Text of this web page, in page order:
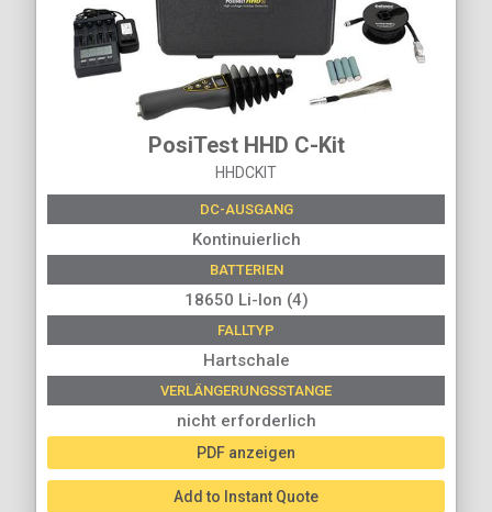
PosiTest HHD C-Kit
HHDCKIT
DC-AUSGANG
Kontinuierlich
BATTERIEN
18650 Li-Ion (4)
FALLTYP
Hartschale
VERLÄNGERUNGSSTANGE
nicht erforderlich
PDF anzeigen
Add to Instant Quote